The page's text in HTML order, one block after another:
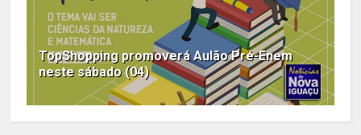
TopShopping promoverá Aulão Pré-Enem
neste sábado (04)